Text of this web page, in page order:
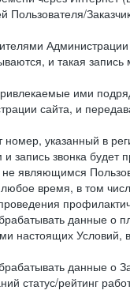
Пользователя/
и такая
ими
сайта, и
указанный в
запись звонка будет
являющимся
время, в том
данные о
настоящих
данные о
статус/рейтинг